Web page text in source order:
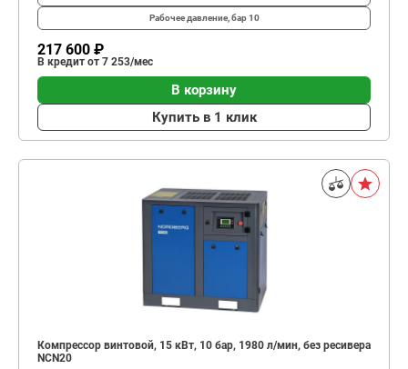
Рабочее давление, бар10
217 600 ₽
В кредит от 7 253/мес
В корзину
Купить в 1 клик
Компрессор винтовой, 15 кВт, 10 бар, 1980 л/мин, без ресивера
NCN20